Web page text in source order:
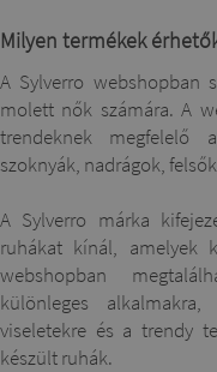
Milyen termékek
A Sylverro webshopban
molett nők számára. A
trendeknek megfelelő
szoknyák, nadrágok,
A Sylverro márka
ruhákat kínál, amelyek
webshopban
különleges
viseletekre és a trendy
készült ruhák.